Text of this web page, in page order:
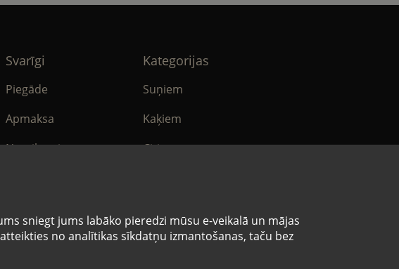
sniegt jums labāko pieredzi mūsu e-veikalā un mājas
no analītikas sīkdatņu izmantošanas, taču bez
Svarīgi
Piegāde
Apmaksa
Noteikumi
Kategorijas
Suņiem
Kaķiem
Citi